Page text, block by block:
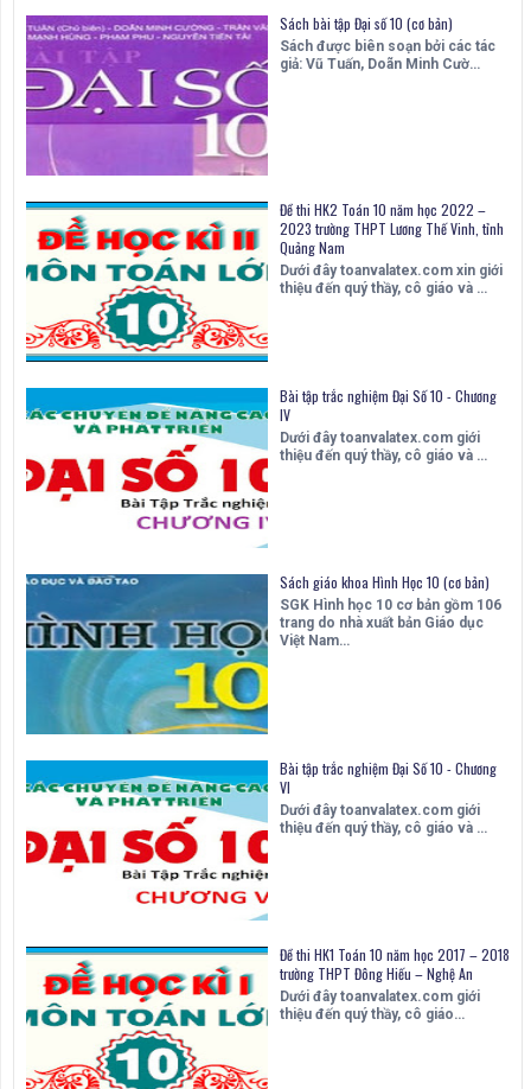
Sách bài tập Đại số 10 (cơ bản)
Sách được biên soạn bởi các tác
giả: Vũ Tuấn, Doãn Minh Cườ…
Đề thi HK2 Toán 10 năm học 2022 –
2023 trường THPT Lương Thế Vinh, tỉnh
Quảng Nam
Dưới đây toanvalatex.com xin giới
thiệu đến quý thầy, cô giáo và …
Bài tập trắc nghiệm Đại Số 10 - Chương
IV
Dưới đây toanvalatex.com giới
thiệu đến quý thầy, cô giáo và …
Sách giáo khoa Hình Học 10 (cơ bản)
SGK Hình học 10 cơ bản gồm 106
trang do nhà xuất bản Giáo dục
Việt Nam…
Bài tập trắc nghiệm Đại Số 10 - Chương
VI
Dưới đây toanvalatex.com giới
thiệu đến quý thầy, cô giáo và …
Đề thi HK1 Toán 10 năm học 2017 – 2018
trường THPT Đông Hiếu – Nghệ An
Dưới đây toanvalatex.com giới
thiệu đến quý thầy, cô giáo…